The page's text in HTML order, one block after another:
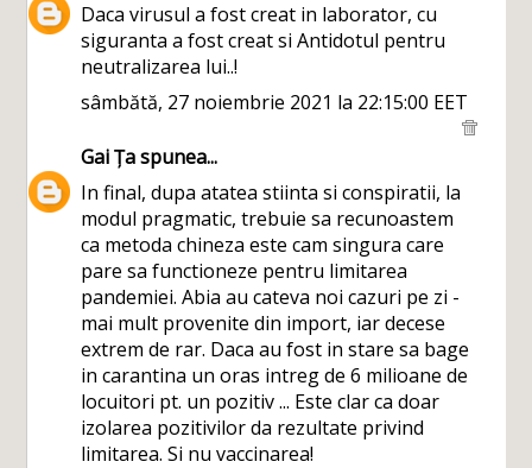
Daca virusul a fost creat in laborator, cu
siguranta a fost creat si Antidotul pentru
neutralizarea lui..!
sâmbătă, 27 noiembrie 2021 la 22:15:00 EET
Gai Țaspunea...
In final, dupa atatea stiinta si conspiratii, la
modul pragmatic, trebuie sa recunoastem
ca metoda chineza este cam singura care
pare sa functioneze pentru limitarea
pandemiei. Abia au cateva noi cazuri pe zi -
mai mult provenite din import, iar decese
extrem de rar. Daca au fost in stare sa bage
in carantina un oras intreg de 6 milioane de
locuitori pt. un pozitiv ... Este clar ca doar
izolarea pozitivilor da rezultate privind
limitarea. Si nu vaccinarea!